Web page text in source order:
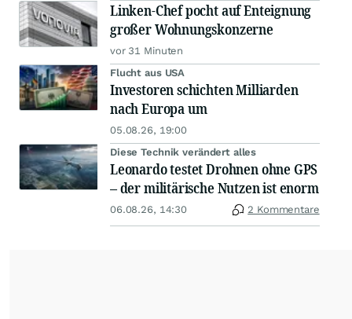
Linken-Chef pocht auf Enteignung
großer Wohnungskonzerne
vor 31 Minuten
Flucht aus USA
Investoren schichten Milliarden
nach Europa um
05.08.26, 19:00
Diese Technik verändert alles
Leonardo testet Drohnen ohne GPS
– der militärische Nutzen ist enorm
06.08.26, 14:30 2 Kommentare